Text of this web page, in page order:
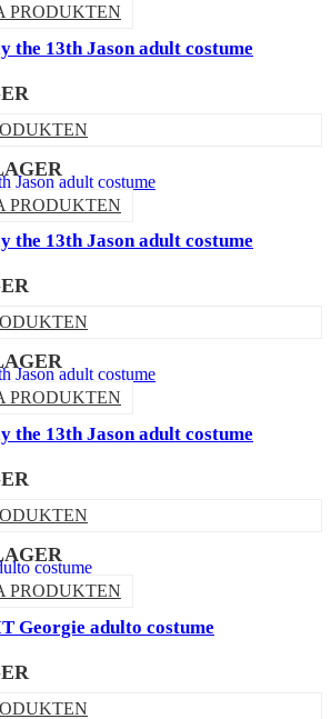
PRODUKTEN
the 13th Jason adult costume
PRODUKTEN
the 13th Jason adult costume
PRODUKTEN
the 13th Jason adult costume
PRODUKTEN
Georgie adulto costume